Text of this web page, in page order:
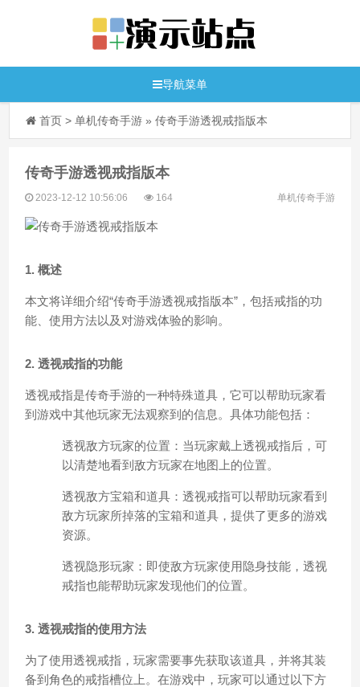
导航菜单
首页 >单机传奇手游 »传奇手游透视戒指版本
传奇手游透视戒指版本
2023-12-12 10:56:06 164 单机传奇手游
1. 概述
本文将详细介绍“传奇手游透视戒指版本”，包括戒指的功
能、使用方法以及对游戏体验的影响。
2. 透视戒指的功能
透视戒指是传奇手游的一种特殊道具，它可以帮助玩家看
到游戏中其他玩家无法观察到的信息。具体功能包括：
透视敌方玩家的位置：当玩家戴上透视戒指后，可
以清楚地看到敌方玩家在地图上的位置。
透视敌方宝箱和道具：透视戒指可以帮助玩家看到
敌方玩家所掉落的宝箱和道具，提供了更多的游戏
资源。
透视隐形玩家：即使敌方玩家使用隐身技能，透视
戒指也能帮助玩家发现他们的位置。
3. 透视戒指的使用方法
为了使用透视戒指，玩家需要事先获取该道具，并将其装
备到角色的戒指槽位上。在游戏中，玩家可以通过以下方